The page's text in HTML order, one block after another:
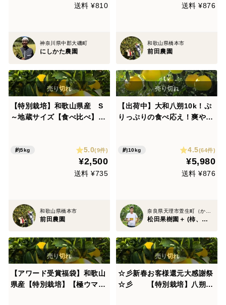
送料 ¥810
神奈川県中郡大磯町
にしかた農園
送料 ¥876
和歌山県橋本市
前田農園
【特別栽培】和歌山県産 S
～地蔵サイズ【食べ比べ】
約5kg 5.0(9件)
¥2,500
送料 ¥735
和歌山県橋本市
前田農園
【出荷中】大和八朔10k！ぷ
りっぷりの食べ応え！爽やか
約10kg 4.5(64件)
¥5,980
送料 ¥876
松田果樹園＋ (柿、八朔、キウイ)
【アワード受賞福袋】和歌山
県産【特別栽培】【極ウマ】
☆彡新春お客様還元大感謝祭
☆彡 【特別栽培】八朔×